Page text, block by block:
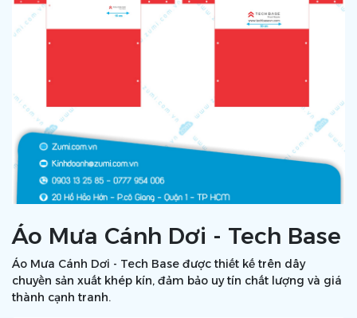
Áo Mưa Cánh Dơi - Tech Base
Áo Mưa Cánh Dơi - Tech Base được thiết kế trên dây
chuyền sản xuất khép kín, đảm bảo uy tín chất lượng và giá
thành cạnh tranh.